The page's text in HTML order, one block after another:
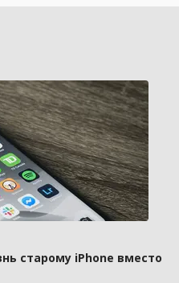
старому iPhone вместо